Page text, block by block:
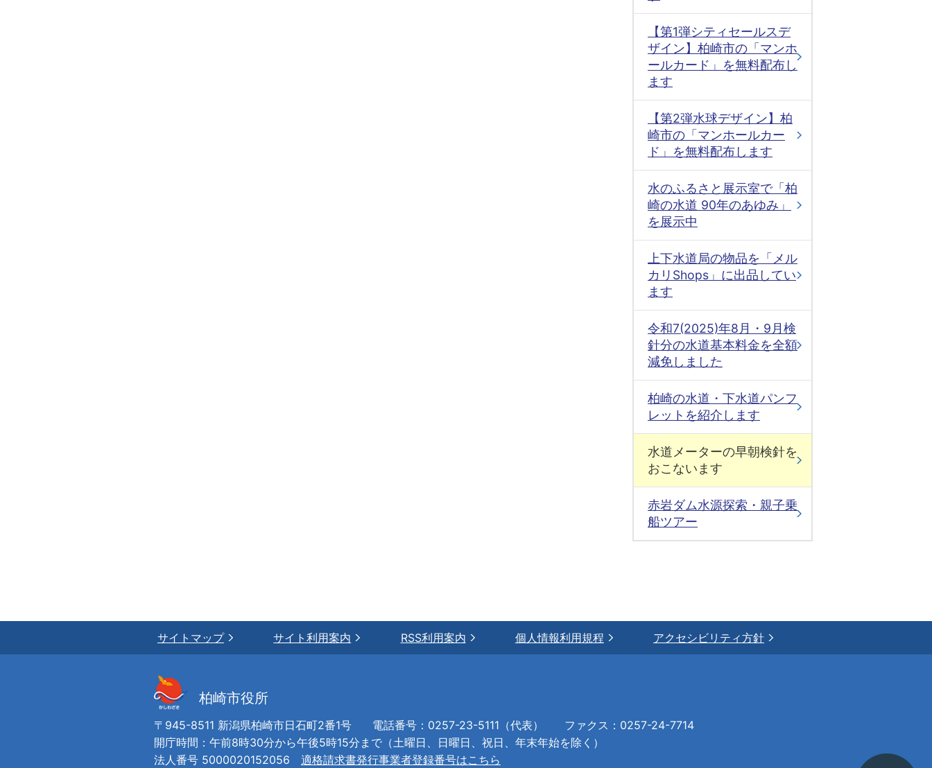
【第1弾シティセールスデ
ザイン】柏崎市の「マンホ
ールカード」を無料配布し
ます
【第2弾水球デザイン】柏
崎市の「マンホールカー
ド」を無料配布します
水のふるさと展示室で「柏
崎の水道 90年のあゆみ」
を展示中
上下水道局の物品を「メル
カリShops」に出品してい
ます
令和7(2025)年8月・9月検
針分の水道基本料金を全額
減免しました
柏崎の水道・下水道パンフ
レットを紹介します
水道メーターの早朝検針を
おこないます
赤岩ダム水源探索・親子乗
船ツアー
サイトマップ サイト利用案内 RSS利用案内 個人情報利用規程 アクセシビリティ方針
柏崎市役所
〒945-8511 新潟県柏崎市日石町2番1号 電話番号：0257-23-5111（代表）
ファクス：0257-24-7714
開庁時間：午前8時30分から午後5時15分まで（土曜日、日曜日、祝日、年末年始を除く）
法人番号 5000020152056 適格請求書発行事業者登録番号はこちら